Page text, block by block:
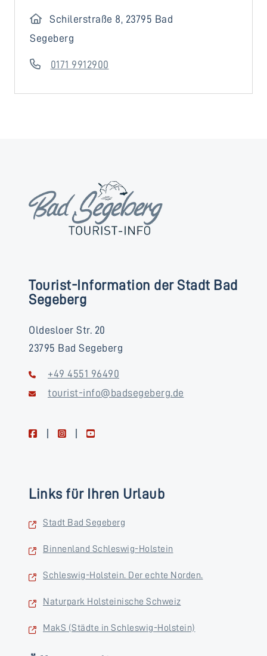
Schilerstraße 8, 23795 Bad
Segeberg
0171 9912900
Tourist-Information der Stadt Bad
Segeberg
Oldesloer Str. 20
23795 Bad Segeberg
+49 4551 96490
tourist-info@badsegeberg.de
facebookinstagramyoutube
Links für Ihren Urlaub
Stadt Bad Segeberg
Binnenland Schleswig-Holstein
Schleswig-Holstein. Der echte Norden.
Naturpark Holsteinische Schweiz
MakS (Städte in Schleswig-Holstein)